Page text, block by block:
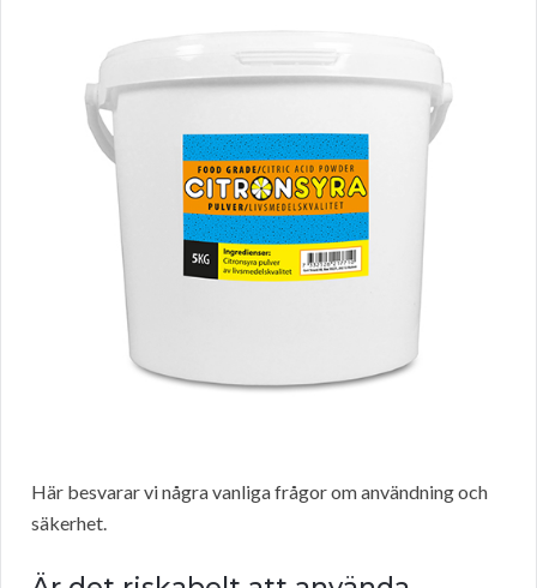
Här besvarar vi några vanliga frågor om användning och
säkerhet.